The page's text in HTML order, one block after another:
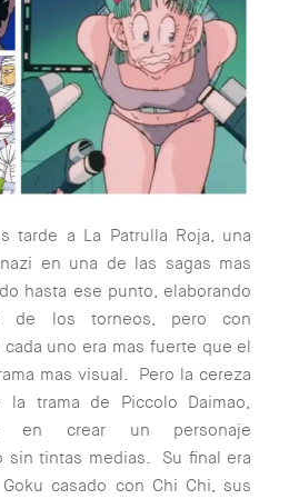
tarde a La Patrulla Roja, una
en una de las sagas mas
hasta ese punto, elaborando
de los torneos, pero con
uno era mas fuerte que el
mas visual. Pero la cereza
trama de Piccolo Daimao,
en crear un personaje
sin tintas medias. Su final era
casado con Chi Chi, sus